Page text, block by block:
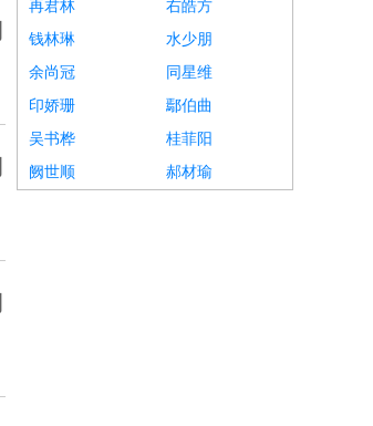
再君林
右皓方
钱林琳
水少朋
余尚冠
同星维
印娇珊
鄢伯曲
吴书桦
桂菲阳
阙世顺
郝材瑜